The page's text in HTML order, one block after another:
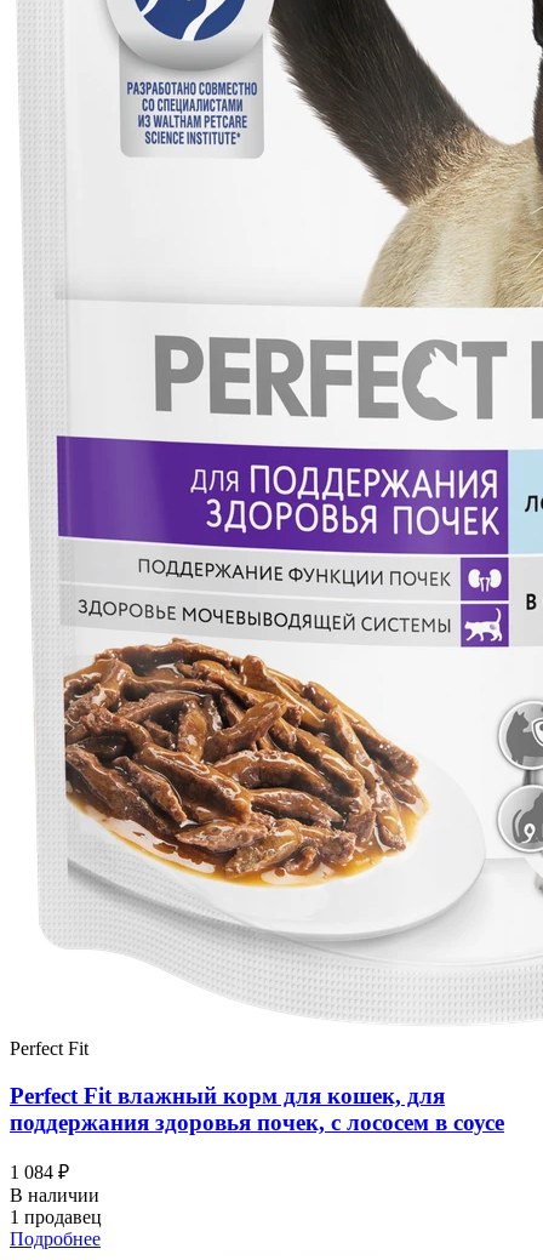
Perfect Fit
Perfect Fit влажный корм для кошек, для
поддержания здоровья почек, с лососем в соусе
1 084 ₽
В наличии
1 продавец
Подробнее